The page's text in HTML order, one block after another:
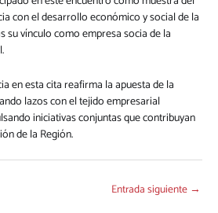
con el desarrollo económico y social de la
su vínculo como empresa socia de la
en esta cita reafirma la apuesta de la
lazos con el tejido empresarial
iniciativas conjuntas que contribuyan
de la Región.
Entrada siguiente →